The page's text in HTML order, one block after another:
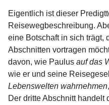
Eigentlich ist dieser
Reisewegbeschreibung.
eine Botschaft in sich trägt,
Abschnitten vortragen
davon, wie Paulus auf das
wie er und seine
Lebenswelten wahrnehmen
Der dritte Abschnitt handelt